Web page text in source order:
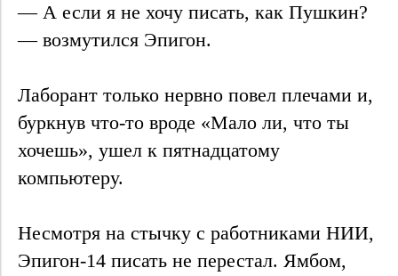
— А если я не хочу писать, как Пушкин?
— возмутился Эпигон.
Лаборант только нервно повел плечами и,
буркнув что-то вроде «Мало ли, что ты
хочешь», ушел к пятнадцатому
компьютеру.
Несмотря на стычку с работниками НИИ,
Эпигон-14 писать не перестал. Ямбом,